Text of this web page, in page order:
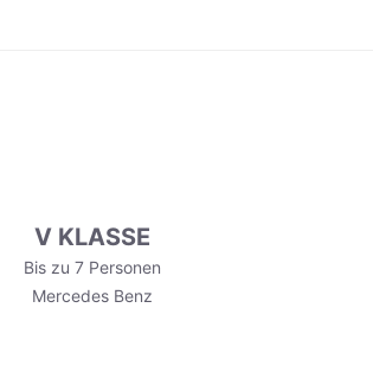
V KLASSE
Bis zu 7 Personen
Mercedes Benz